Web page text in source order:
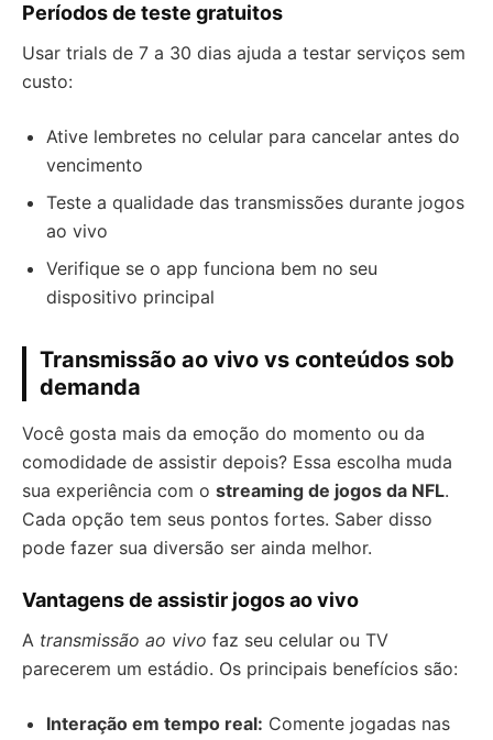
Períodos de teste gratuitos
Usar trials de 7 a 30 dias ajuda a testar serviços sem
custo:
Ative lembretes no celular para cancelar antes do
vencimento
Teste a qualidade das transmissões durante jogos
ao vivo
Verifique se o app funciona bem no seu
dispositivo principal
Transmissão ao vivo vs conteúdos sob
demanda
Você gosta mais da emoção do momento ou da
comodidade de assistir depois? Essa escolha muda
sua experiência com o streaming de jogos da NFL.
Cada opção tem seus pontos fortes. Saber disso
pode fazer sua diversão ser ainda melhor.
Vantagens de assistir jogos ao vivo
A transmissão ao vivo faz seu celular ou TV
parecerem um estádio. Os principais benefícios são:
Interação em tempo real: Comente jogadas nas